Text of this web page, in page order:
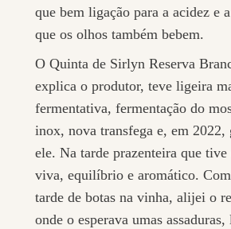
que bem ligação para a acidez e
que os olhos também bebem.
O Quinta de Sirlyn Reserva
explica o produtor, teve ligeira
fermentativa, fermentação do
inox, nova transfega e, em 2022,
ele. Na tarde prazenteira que
viva, equilíbrio e aromático.
tarde de botas na vinha, alijei o
onde o esperava umas